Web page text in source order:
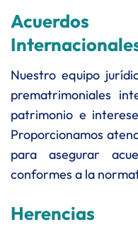
Acuerdos
Nuestro equipo
prematrimoniales
patrimonio e
Proporcionamos
para asegurar
conformes a la
Herencias